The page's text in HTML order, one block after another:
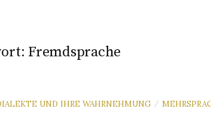
Fremdsprache
UND IHRE WAHRNEHMUNG /